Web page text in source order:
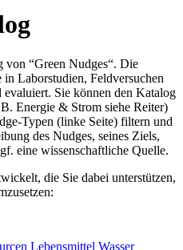
von “Green Nudges“. Die
Laborstudien, Feldversuchen
evaluiert. Sie können den Katalog
Energie & Strom siehe Reiter)
Typen (linke Seite) filtern und
des Nudges, seines Ziels,
eine wissenschaftliche Quelle.
die Sie dabei unterstützen,
Lebensmittel Wasser